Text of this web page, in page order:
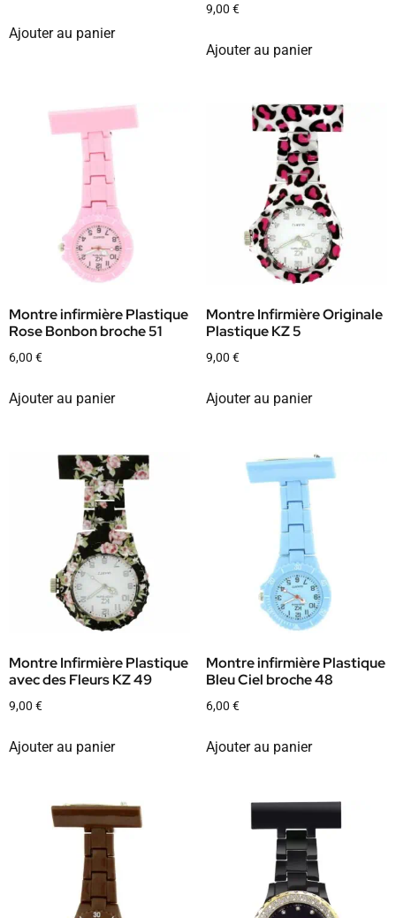
Ajouter au panier
9,00 €
Ajouter au panier
Montre infirmière Plastique
Rose Bonbon broche 51
6,00 €
Ajouter au panier
Montre Infirmière Originale
Plastique KZ 5
9,00 €
Ajouter au panier
Montre Infirmière Plastique
avec des Fleurs KZ 49
9,00 €
Ajouter au panier
Montre infirmière Plastique
Bleu Ciel broche 48
6,00 €
Ajouter au panier